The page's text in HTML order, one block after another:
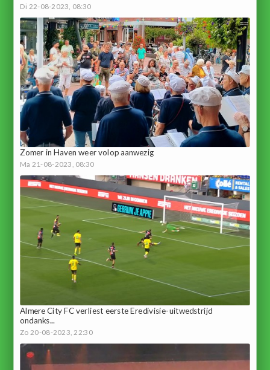
Di 22-08-2023, 08:30
Zomer in Haven weer volop aanwezig
Ma 21-08-2023, 08:30
Almere City FC verliest eerste Eredivisie-uitwedstrijd
ondanks...
Zo 20-08-2023, 22:30